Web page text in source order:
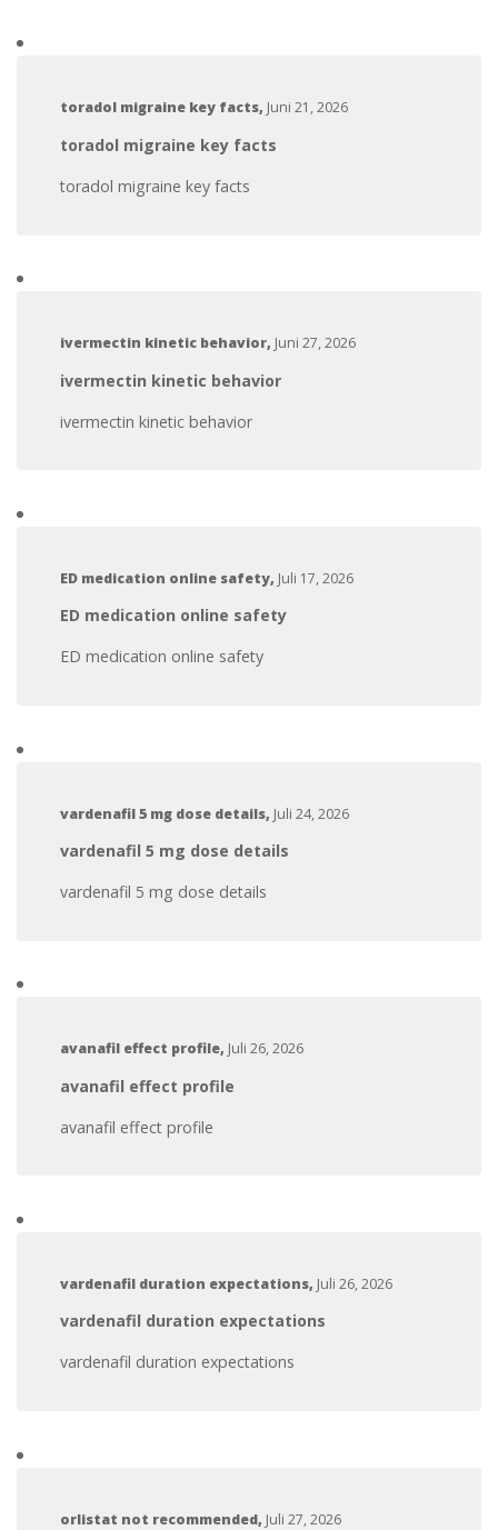
toradol migraine key facts, Juni 21, 2026
toradol migraine key facts
toradol migraine key facts
ivermectin kinetic behavior, Juni 27, 2026
ivermectin kinetic behavior
ivermectin kinetic behavior
ED medication online safety, Juli 17, 2026
ED medication online safety
ED medication online safety
vardenafil 5 mg dose details, Juli 24, 2026
vardenafil 5 mg dose details
vardenafil 5 mg dose details
avanafil effect profile, Juli 26, 2026
avanafil effect profile
avanafil effect profile
vardenafil duration expectations, Juli 26, 2026
vardenafil duration expectations
vardenafil duration expectations
orlistat not recommended, Juli 27, 2026